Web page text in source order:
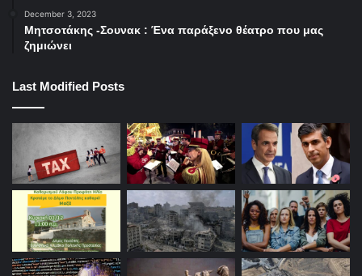
December 3, 2023
Μητσοτάκης -Σουνακ : Ένα παράξενο θέατρο που μας
ζημιώνει
Last Modified Posts